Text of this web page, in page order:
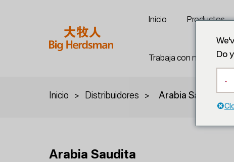
Inicio Productos
Trabaja con nosotros
Inicio > Distribuidores > Arabia Saudita
Arabia Saudita
Do